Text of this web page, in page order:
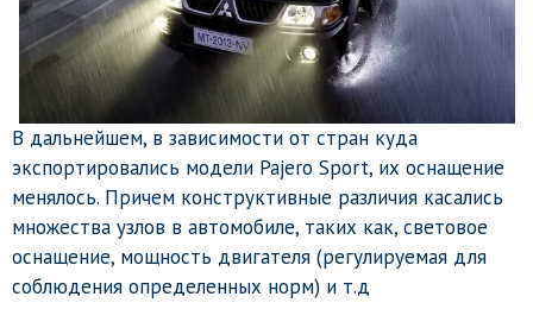
В дальнейшем, в зависимости от стран куда
экспортировались модели Pajero Sport, их оснащение
менялось. Причем конструктивные различия касались
множества узлов в автомобиле, таких как, световое
оснащение, мощность двигателя (регулируемая для
соблюдения определенных норм) и т.д